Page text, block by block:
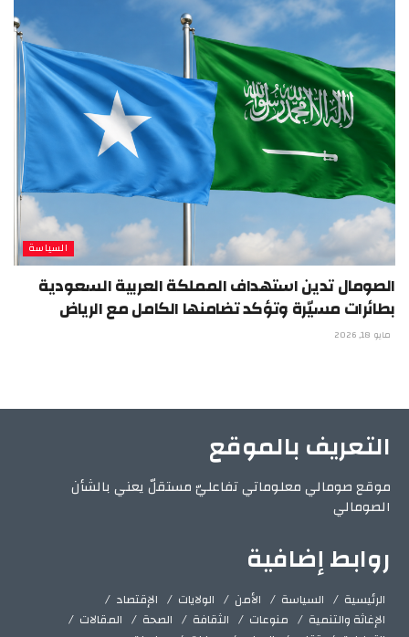
السياسة
الصومال تدين استهداف المملكة العربية السعودية
بطائرات مسيّرة وتؤكد تضامنها الكامل مع الرياض
مايو 18, 2026
التعريف بالموقع
موقع صومالي معلوماتي تفاعليّ مستقلّ يعني بالشأن
الصومالي
روابط إضافية
الرئيسية السياسة الأمن الولايات
الإقتصاد
الإغاثة والتنمية
منوعات الثقافة الصحة
المقالات